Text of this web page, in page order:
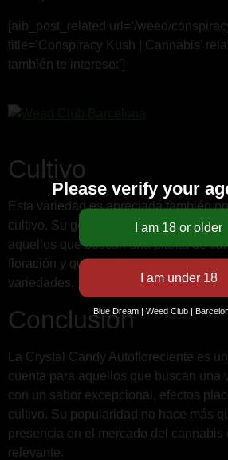
[aib_post_related url=’/weed/
title=’Conspiracy Kush | Cannabis’
también te interese:’]
Cultivo
Esta variedad es apreciada también
cultivo. Su genética autofloreciente la
aquellos que buscan una planta de
floración y que requiera menos
variedades.
Conclusión
La Crystal Candy Autofloreciente es
cuenta para aquellos que buscan una
con un sabor excepcional, efectos
cultivo. Su popularidad no hace más
presencia en el mercado del cannabis
relevante.
Please verify your
Blue Dream | Weed Club |